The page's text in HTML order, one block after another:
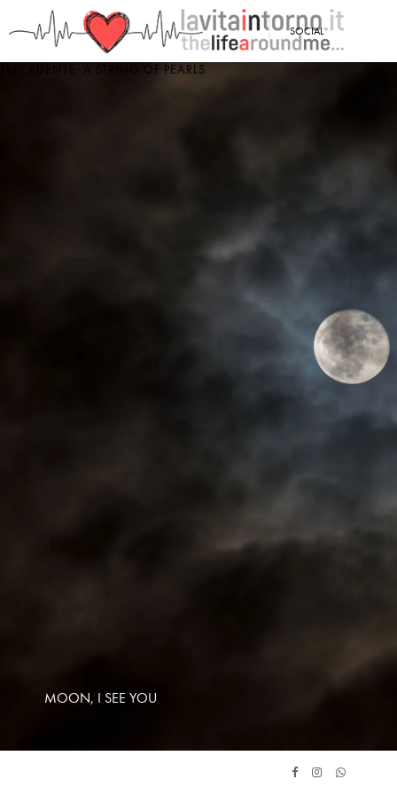
SOCIAL
MOON, I SEE YOU
PRECEDENTE: A STRING OF PEARLS